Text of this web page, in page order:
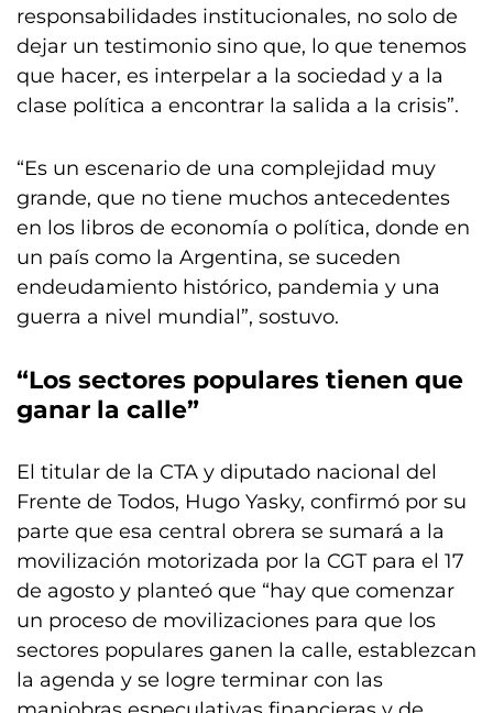
responsabilidades institucionales, no solo de
dejar un testimonio sino que, lo que tenemos
que hacer, es interpelar a la sociedad y a la
clase política a encontrar la salida a la crisis”.
“Es un escenario de una complejidad muy
grande, que no tiene muchos antecedentes
en los libros de economía o política, donde en
un país como la Argentina, se suceden
endeudamiento histórico, pandemia y una
guerra a nivel mundial”, sostuvo.
“Los sectores populares tienen que
ganar la calle”
El titular de la CTA y diputado nacional del
Frente de Todos, Hugo Yasky, confirmó por su
parte que esa central obrera se sumará a la
movilización motorizada por la CGT para el 17
de agosto y planteó que “hay que comenzar
un proceso de movilizaciones para que los
sectores populares ganen la calle, establezcan
la agenda y se logre terminar con las